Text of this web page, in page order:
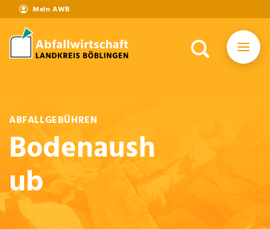
Mein AWB
ABFALLGEBÜHREN
Bodenaush
ub